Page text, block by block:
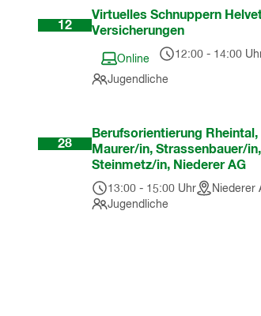
12
Virtuelles Schnuppern
Versicherungen
Online 12:00- 14:00
Jugendliche
28
Berufsorientierung Rheintal,
Maurer/in, Strassenbauer/in,
Steinmetz/in, Niederer AG
13:00- 15:00Uhr
Niederer
Jugendliche